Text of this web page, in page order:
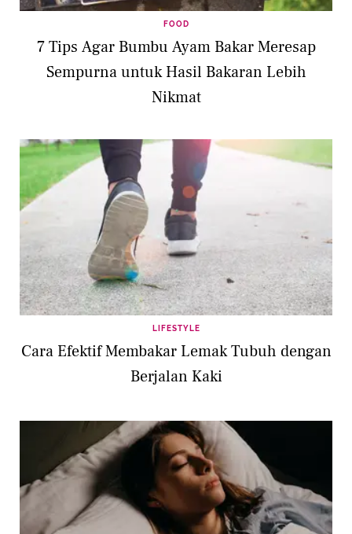
FOOD
7 Tips Agar Bumbu Ayam Bakar Meresap
Sempurna untuk Hasil Bakaran Lebih
Nikmat
LIFESTYLE
Cara Efektif Membakar Lemak Tubuh dengan
Berjalan Kaki